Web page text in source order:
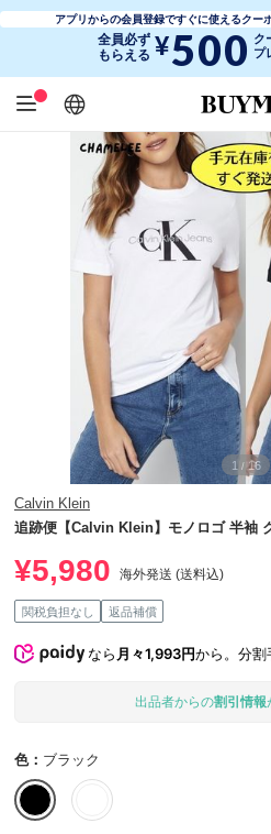
アプリからの会員登録ですぐに使えるクー
全員必ず
もらえる ¥500 ク
プ
日本語
English
简体中文
繁體中文
1 / 16
Calvin Klein
追跡便【Calvin Klein】モノロゴ 半袖
¥5,980 海外発送 (送料込)
関税負担なし 返品補償
なら月々1,993円から。分割
出品者からの割引情報
色： ブラック